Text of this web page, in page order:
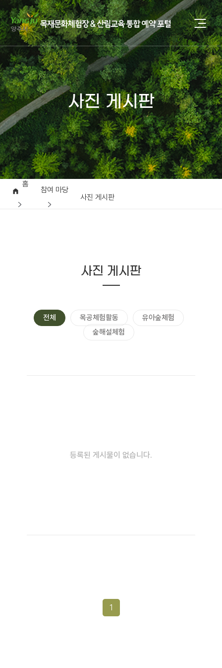
사진 게시판
홈
참여 마당
사진 게시판
사진 게시판
전체 목공체험활동
유아숲체험
숲해설체험
등록된 게시물이 없습니다.
1